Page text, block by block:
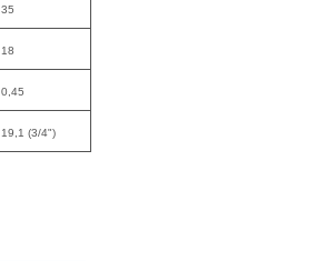
35
18
0,45
19,1 (3/4")